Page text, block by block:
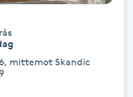
mittemot Skandic